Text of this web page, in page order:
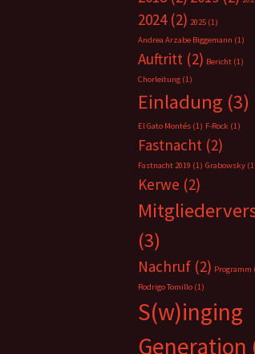
2024(2) 2025 (1)
Andrea Arzabe Biggemann (1)
Auftritt (2) Bericht (1)
Chorleitung (1)
Einladung (3)
El Gato Montés (1) F-Rock (1)
Fastnacht (2)
Fastnacht 2019 (1) Grabowsky
Kerwe (2)
(3)
Nachruf (2) Programm
Rodrigo Tomillo (1)
S(w)inging
Generation